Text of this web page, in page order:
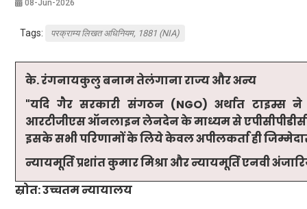
08-Jun-2026
Tags: परक्राम्य लिखत अधिनियम, 1881 (NIA)
के. रंगनायकुलु बनाम तेलंगाना राज्य और अन्य
"यदि गैर सरकारी संगठन (NGO)अर्थात टाइम्स
आरटीजीएस ऑनलाइन लेनदेन के माध्यम से
इसके सभी परिणामों के लिये केवल अपीलकर्ता ही
न्यायमूर्ति प्रशांत कुमार मिश्रा और न्यायमूर्ति एनवी
स्रोत: उच्चतम न्यायालय